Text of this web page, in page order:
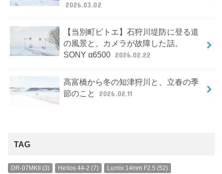
2026.03.02
【当別町ビトエ】石狩川堤防に登る道
の風景と、カメラが故障した話。
SONY α6500 2026.02.22
高富橋から冬の知津狩川と、立春の季
節のこと
2026.02.11
TAG
DR-07MKII(3) Helios 44-2 (7) Lumix 14mm F2.5 (52)